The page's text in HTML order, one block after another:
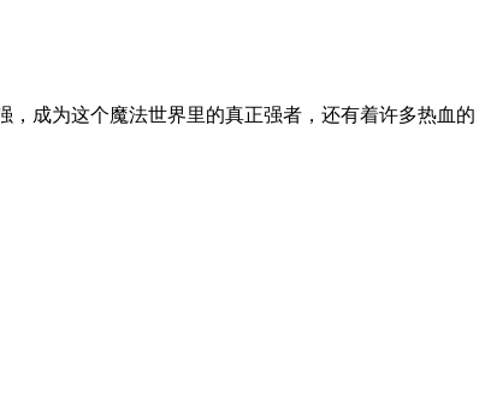
成为这个魔法世界里的真正强者，还有着许多热血的